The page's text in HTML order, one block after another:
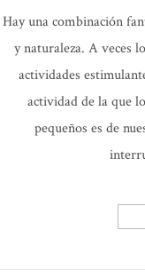
Hay una combinación
y naturaleza. A veces
actividades
actividad de la que
pequeños es de